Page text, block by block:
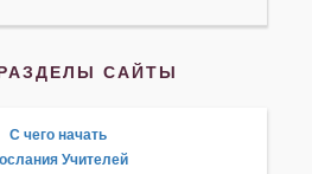
САЙТЫ
С чего начать
Учителей